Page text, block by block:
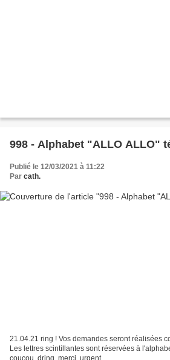
998 - Alphabet "ALLO ALLO"
Publié le 12/03/2021 à 11:22
Par cath.
21.04.21 ring ! Vos demandes seront réalisées
Les lettres scintillantes sont réservées à
coucou, dring, merci, urgent